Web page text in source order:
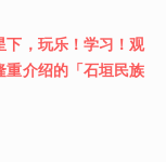
下，玩乐！学习！观
重介绍的「石垣民族